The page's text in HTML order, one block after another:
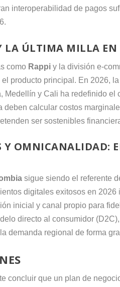
interoperabilidad de pagos
LA ÚLTIMA MILLA
como Rappi y la división e-
el producto principal. En 2026,
Medellín y Cali ha redefinido el
deben calcular costos
ser sostenibles
Y OMNICANALIDAD:
sigue siendo el referente
digitales exitosos en
inicial y canal propio para
directo al consumidor
demanda regional de forma
concluir que un plan de